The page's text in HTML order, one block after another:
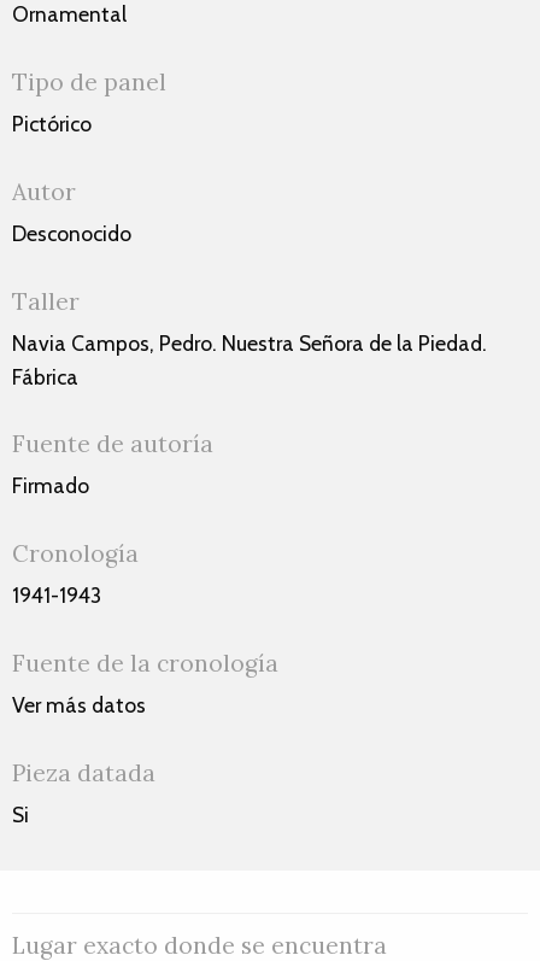
Ornamental
Tipo de panel
Pictórico
Autor
Desconocido
Taller
Navia Campos, Pedro. Nuestra Señora de la Piedad.
Fábrica
Fuente de autoría
Firmado
Cronología
1941-1943
Fuente de la cronología
Ver más datos
Pieza datada
Si
Lugar exacto donde se encuentra